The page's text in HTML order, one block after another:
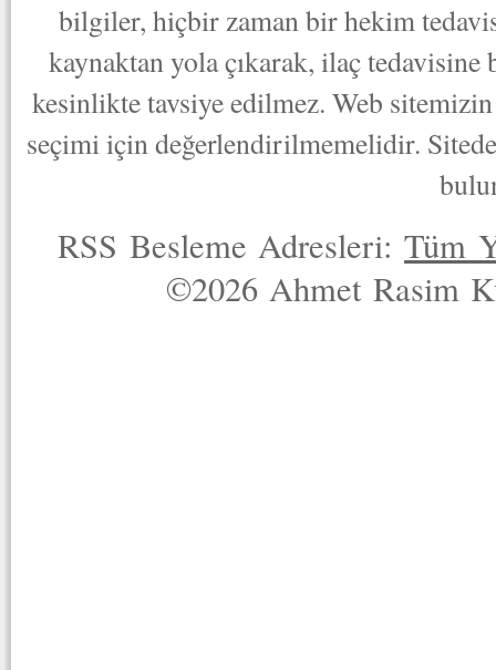
bilgiler, hiçbir zaman bir hekim
kaynaktan yola çıkarak, ilaç
kesinlikte tavsiye edilmez. Web
seçimi için değerlendirilmemelidir.
RSS Besleme Adresleri:Tüm
©2026 Ahmet Rasim